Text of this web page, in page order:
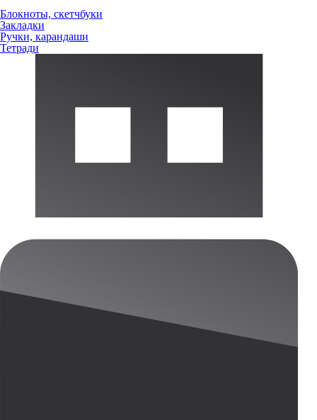
Блокноты, скетчбуки
Закладки
Ручки, карандаши
Тетради